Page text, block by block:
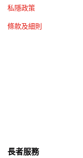
私隱政策
條款及細則
長者服務